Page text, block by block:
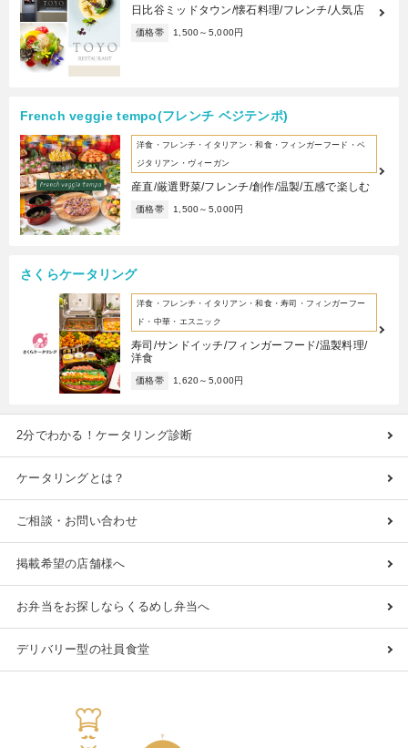
日比谷ミッドタウン/懐石料理/フレンチ/人気店
価格帯 1,500～5,000円
French veggie tempo(フレンチ ベジテンポ)
洋食・フレンチ・イタリアン・和食・フィンガーフード・ベ
ジタリアン・ヴィーガン
産直/厳選野菜/フレンチ/創作/温製/五感で楽しむ
価格帯 1,500～5,000円
さくらケータリング
洋食・フレンチ・イタリアン・和食・寿司・フィンガーフー
ド・中華・エスニック
寿司/サンドイッチ/フィンガーフード/温製料理/
洋食
価格帯 1,620～5,000円
2分でわかる！ケータリング診断
ケータリングとは？
ご相談・お問い合わせ
掲載希望の店舗様へ
お弁当をお探しならくるめし弁当へ
デリバリー型の社員食堂